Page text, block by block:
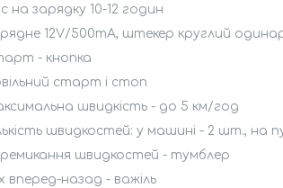
на зарядку 10-12 годин
12V/500mA, штекер круглий
- кнопка
старт і стоп
швидкість - до 5 км/год
швидкостей: у машині - 2 шт., на
швидкостей - тумблер
вперед-назад - важіль